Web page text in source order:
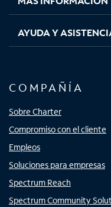
AYUDA Y
COMPAÑÍA
Sobre Charter
Compromiso con el cliente
Empleos
Soluciones para empresas
Spectrum Reach
Spectrum Community